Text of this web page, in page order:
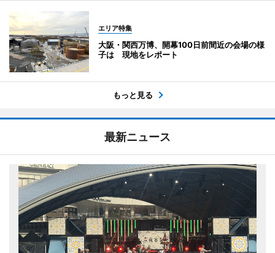
エリア特集
大阪・関西万博、開幕100日前間近の会場の様
子は 現地をレポート
もっと見る
最新ニュース